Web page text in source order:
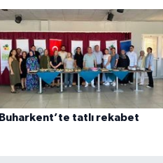
Buharkent’te tatlı rekabet